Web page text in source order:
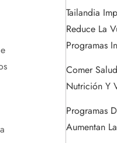
Tailandia
Reduce La
Programas
Comer
Nutrición Y
Programas
Aumentan